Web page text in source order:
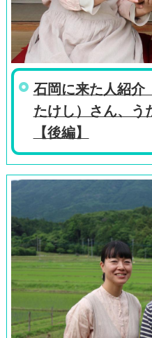
石岡に来た人紹
たけし）さん、う
【後編】